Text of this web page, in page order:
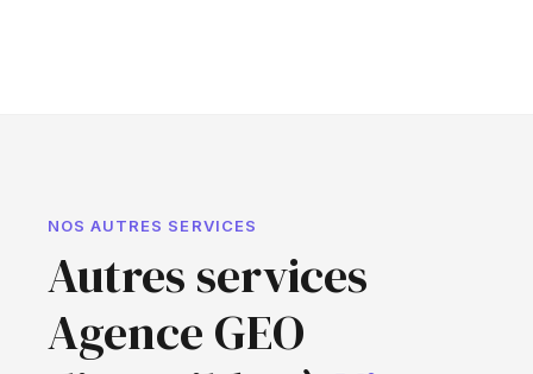
NOS AUTRES SERVICES
Autres services
Agence GEO